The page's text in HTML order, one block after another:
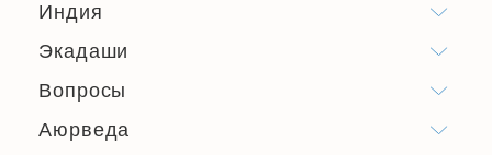
Индия
Экадаши
Вопросы
Аюрведа